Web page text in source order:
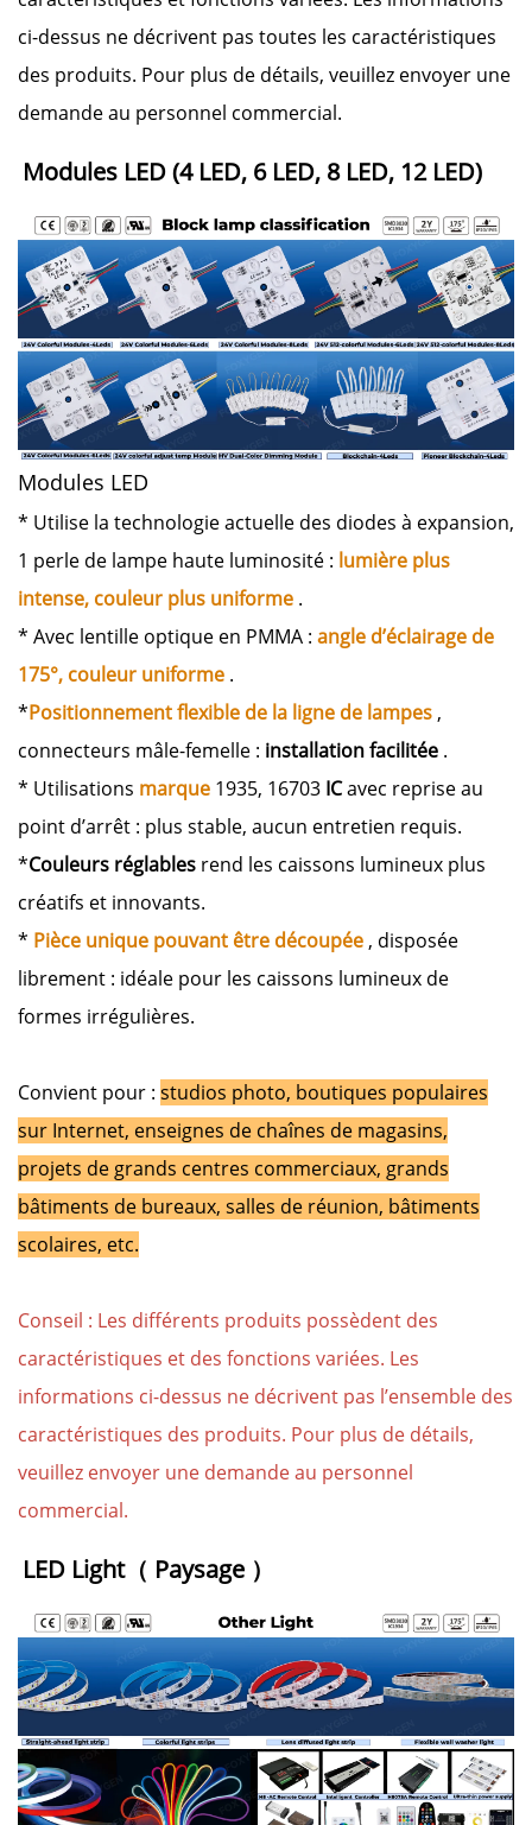
ci-dessus ne décrivent pas toutes les caractéristiques
des produits. Pour plus de détails, veuillez envoyer une
demande au personnel commercial.
Modules LED (4 LED, 6 LED, 8 LED, 12 LED)
Modules LED
* Utilise la technologie actuelle des diodes à expansion,
1 perle de lampe haute luminosité : lumière plus
intense, couleur plus uniforme .
* Avec lentille optique en PMMA : angle d’éclairage de
175°, couleur uniforme .
*Positionnement flexible de la ligne de lampes,
connecteurs mâle-femelle : installation facilitée .
* Utilisations marque 1935, 16703 ICavec reprise au
point d’arrêt : plus stable, aucun entretien requis.
*Couleurs réglables rend les caissons lumineux plus
créatifs et innovants.
* Pièce unique pouvant être découpée, disposée
librement : idéale pour les caissons lumineux de
formes irrégulières.
Convient pour : studios photo, boutiques populaires
sur Internet, enseignes de chaînes de magasins,
projets de grands centres commerciaux, grands
bâtiments de bureaux, salles de réunion, bâtiments
scolaires, etc.
Conseil : Les différents produits possèdent des
caractéristiques et des fonctions variées. Les
informations ci-dessus ne décrivent pas l’ensemble des
caractéristiques des produits. Pour plus de détails,
veuillez envoyer une demande au personnel
commercial.
LED Light（ Paysage ）